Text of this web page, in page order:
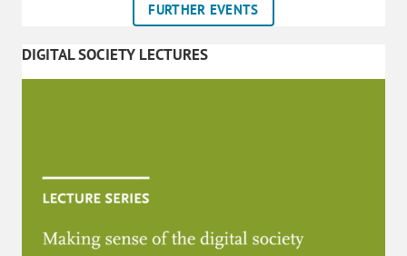
FURTHER EVENTS
DIGITAL SOCIETY LECTURES